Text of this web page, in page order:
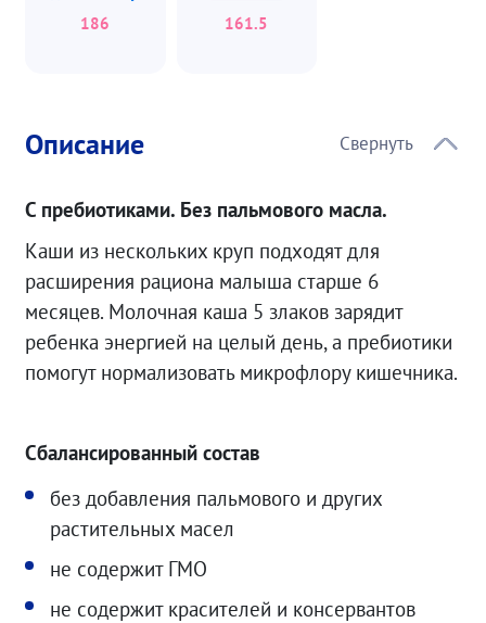
186 161.5
Описание
С пребиотиками. Без пальмового масла.
Каши из нескольких круп подходят для
расширения рациона малыша старше 6
месяцев. Молочная каша 5 злаков зарядит
ребенка энергией на целый день, а пребиотики
помогут нормализовать микрофлору кишечника.
Сбалансированный состав
без добавления пальмового и других
растительных масел
не содержит ГМО
не содержит красителей и консервантов